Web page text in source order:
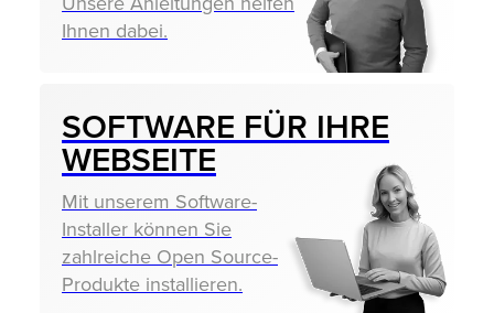
Ihnen dabei.
SOFTWARE FÜR IHRE
WEBSEITE
Mit unserem Software-
Installer können Sie
zahlreiche Open Source-
Produkte installieren.